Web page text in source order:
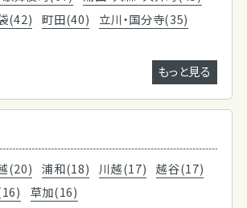
(42) 町田(40)
立川・国分寺(35)
もっと見る
(20) 浦和(18) 川越(17)
越谷(17)
草加(16)